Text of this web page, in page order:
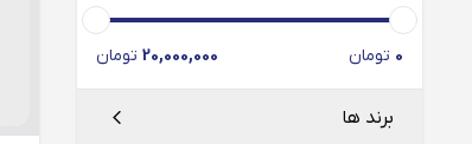
0 تومان 20,000,000 تومان
برند ها